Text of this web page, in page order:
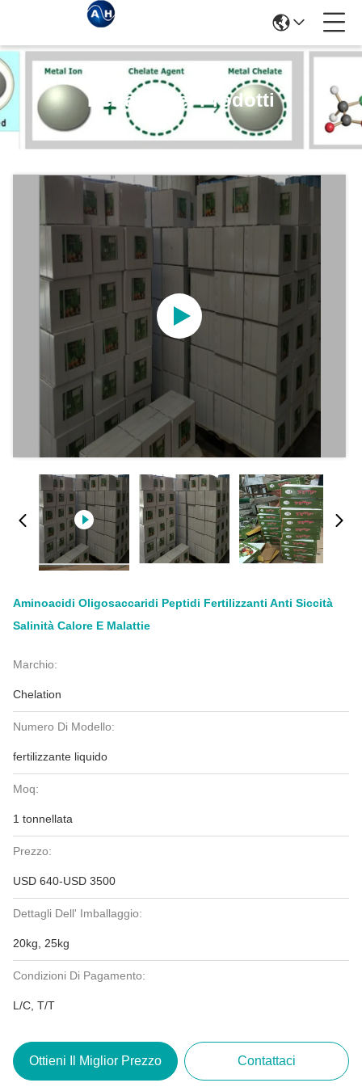
Dettagli Dei Prodotti
Aminoacidi Oligosaccaridi Peptidi Fertilizzanti Anti Siccità
Salinità Calore E Malattie
Marchio:
Chelation
Numero Di Modello:
fertilizzante liquido
Moq:
1 tonnellata
Prezzo:
USD 640-USD 3500
Dettagli Dell' Imballaggio:
20kg, 25kg
Condizioni Di Pagamento:
L/C, T/T
Ottieni Il Miglior Prezzo Contattaci